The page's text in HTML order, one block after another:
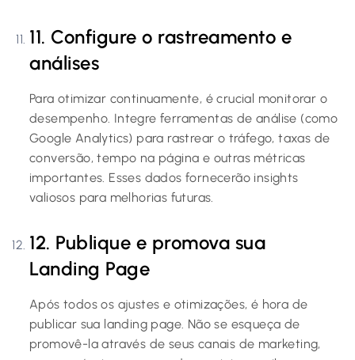
11. Configure o rastreamento e
análises
Para otimizar continuamente, é crucial monitorar o
desempenho. Integre ferramentas de análise (como
Google Analytics) para rastrear o tráfego, taxas de
conversão, tempo na página e outras métricas
importantes. Esses dados fornecerão insights
valiosos para melhorias futuras.
12. Publique e promova sua
Landing Page
Após todos os ajustes e otimizações, é hora de
publicar sua landing page. Não se esqueça de
promovê-la através de seus canais de marketing,